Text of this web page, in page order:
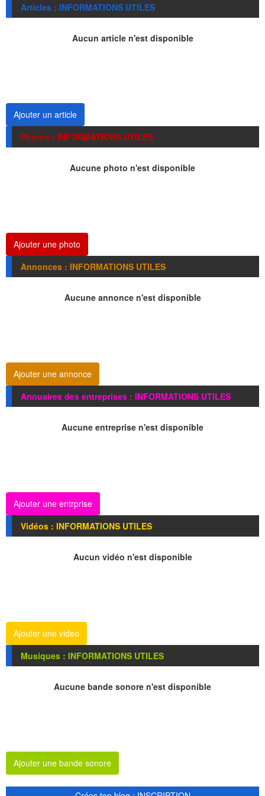
Articles : INFORMATIONS UTILES
Aucun article n'est disponible
Ajouter un article
Photos : INFORMATIONS UTILES
Aucune photo n'est disponible
Ajouter une photo
Annonces : INFORMATIONS UTILES
Aucune annonce n'est disponible
Ajouter une annonce
Annuaires des entreprises : INFORMATIONS UTILES
Aucune entreprise n'est disponible
Ajouter une entrprise
Vidéos : INFORMATIONS UTILES
Aucun vidéo n'est disponible
Ajouter une video
Musiques : INFORMATIONS UTILES
Aucune bande sonore n'est disponible
Ajouter une bande sonore